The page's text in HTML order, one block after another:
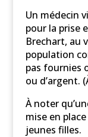
Un médecin
pour la prise
Brechart, au
population
pas fournies
ou d’argent.
À noter
mise en
jeunes filles.